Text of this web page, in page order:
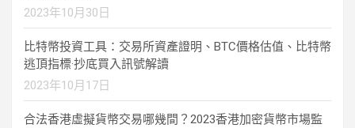
2023年10月30日
比特幣投資工具：交易所資產證明、BTC價格估值、比特幣
逃頂指標·抄底買入訊號解讀
2023年10月17日
合法香港虛擬貨幣交易哪幾間？2023香港加密貨幣市場監